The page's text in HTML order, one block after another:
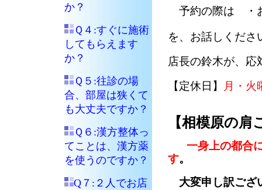
か？
Ｑ４:すぐに施術
してもらえます
か？
Ｑ５:往診の場
合、部屋は狭くて
も大丈夫ですか？
Ｑ６:漢方整体っ
てことは、漢方薬
を使うのですか？
Q７:２人でお店
予約の際は ・
を、お話しくださ
店長の鈴木が、応
【定休日】
月・火
【相模原の
一身上の都合
す。
大変申し訳ござ